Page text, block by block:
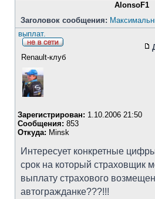
AlonsoF1
Заголовок сообщения:
выплат.
Renault-клуб
Зарегистрирован: 1.10.2006 21:50
Сообщения: 853
Откуда: Minsk
Интересует конкретные
срок на который страховщик
выплату страхового
автогражданке???!!!